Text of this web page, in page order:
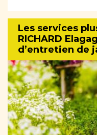
Les services
RICHARD
d’entretien de